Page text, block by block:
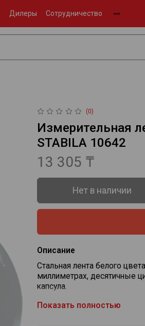
Дилеры Сотрудничество
(0)
Измерительная
STABILA 10642
13 305 ₸
Нет в наличии
Описание
Стальная лента белого
миллиметрах, десятичные
капсула.
Показать полностью